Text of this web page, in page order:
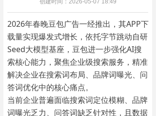
创建时间： 2026-05-07 18:49
2026年春晚豆包广告一经推出，其APP下
载量实现爆发式增长，依托字节跳动自研
Seed大模型基座，豆包进一步强化AI搜
索核心能力，聚焦企业级搜索服务，精准
解决企业在搜索词布局、品牌词曝光、问
答词优化中的核心痛点。
当前企业普遍面临搜索词定位模糊、品牌
词曝光乏力、问答词缺乏针对性，且数据